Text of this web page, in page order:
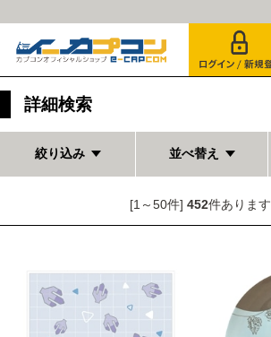
詳細検索
絞り込み 並べ替え
[1～50件] 452件あります